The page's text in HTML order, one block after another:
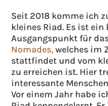
Seit 2018 komme ich
kleines Riad. Es ist ein
Ausgangspunkt für
Nomades,welches im
stattfindet und vom
zu erreichen ist. Hier
interessante
Vor einem Jahr habe